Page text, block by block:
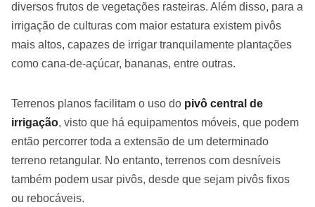
diversos frutos de vegetações rasteiras. Além disso, para a
irrigação de culturas com maior estatura existem pivôs
mais altos, capazes de irrigar tranquilamente plantações
como cana-de-açúcar, bananas, entre outras.
Terrenos planos facilitam o uso do pivô central de
irrigação, visto que há equipamentos móveis, que podem
então percorrer toda a extensão de um determinado
terreno retangular. No entanto, terrenos com desníveis
também podem usar pivôs, desde que sejam pivôs fixos
ou rebocáveis.